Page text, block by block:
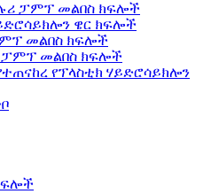
ፓምፕ መልበስ ክፍሎች
ዌር ክፍሎች
መልበስ ክፍሎች
ፓምፕ መልበስ ክፍሎች
የፕላስቲክ ሃይድሮሳይክሎን